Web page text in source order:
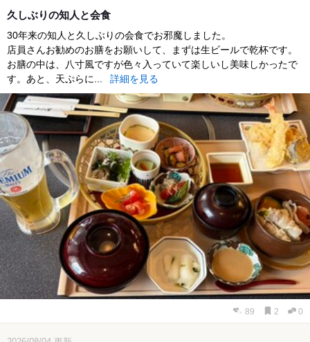
久しぶりの知人と会食
30年来の知人と久しぶりの会食でお邪魔しました。
店員さんお勧めのお膳をお願いして、まずは生ビールで乾杯です。
お膳の中は、八寸風ですが色々入っていて楽しいし美味しかったで
す。あと、天ぷらに...
詳細を見る
89 2 0